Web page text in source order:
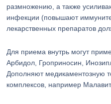
размножению, а также
инфекции (повышают
лекарственных препаратов
Для приема внутрь могут
Арбидол, Гроприносин,
Дополняют медикаментозную
комплексов, например